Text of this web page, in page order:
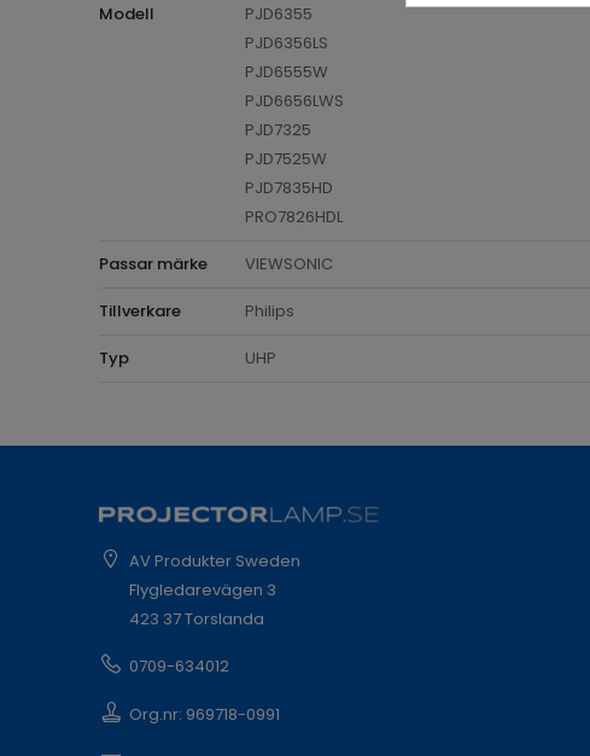
Modell
PJD6355
PJD6356LS
PJD6555W
PJD6656LWS
PJD7325
PJD7525W
PJD7835HD
PRO7826HDL
Passar märke VIEWSONIC
Tillverkare Philips
Typ UHP
AV Produkter Sweden
Flygledarevägen 3
423 37 Torslanda
0709-634012
Org.nr: 969718-0991